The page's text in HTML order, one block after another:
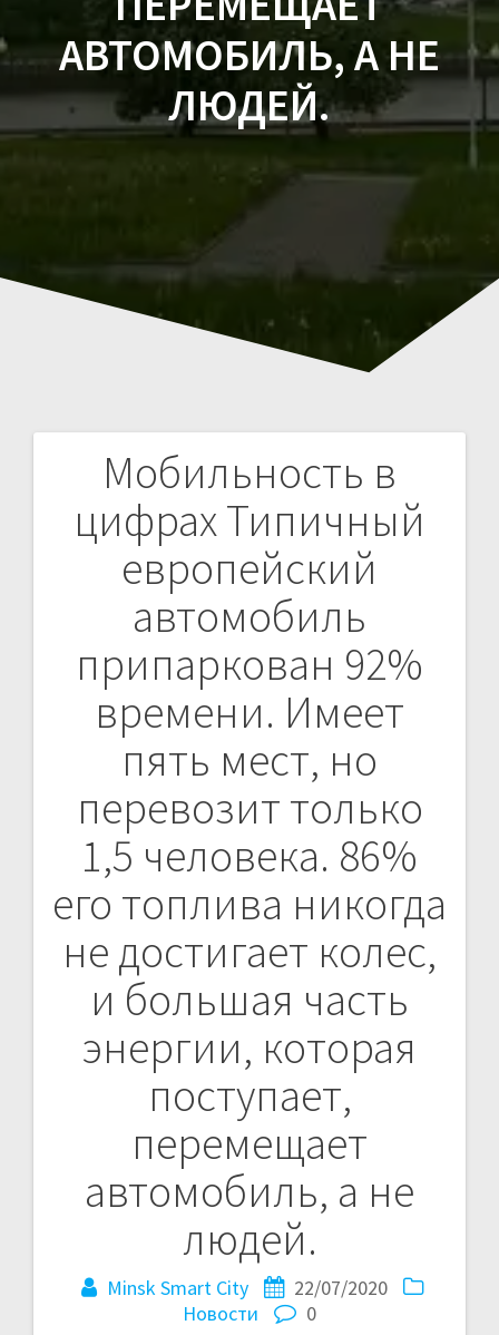
АВТОМОБИЛЬ, А НЕ
ЛЮДЕЙ.
Мобильность в
цифрах Типичный
европейский
автомобиль
припаркован 92%
времени. Имеет
пять мест, но
перевозит только
1,5 человека. 86%
его топлива никогда
не достигает колес,
и большая часть
энергии, которая
поступает,
перемещает
автомобиль, а не
людей.
Minsk Smart City
22/07/2020
Новости
0
Навигация
по
записям